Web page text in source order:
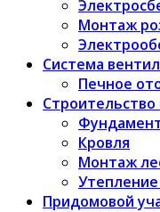
Монтаж
Система
Печное
Кровля
Монтаж
Придомовой